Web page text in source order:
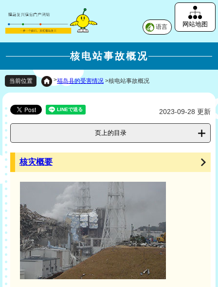
网站地图
语言
核电站事故概况
当前位置 >福岛县的受害情况 >核电站事故概况
2023-09-28 更新
页上的目录
核灾概要